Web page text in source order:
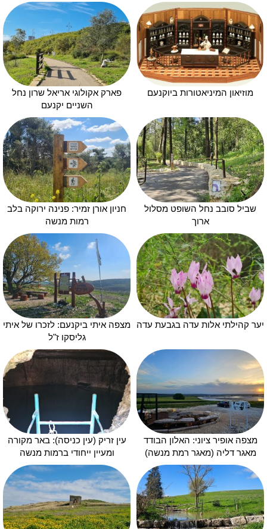
מוזיאון המיניאטורות ביוקנעם
פארק אקולוגי אריאל שרון נחל
השניים יקנעם
שביל סובב נחל השופט מסלול
ארוך
חניון אורן זמיר: פנינה ירוקה בלב
רמות מנשה
יער קהילתי אלות עדה בגבעת עדה
מצפה איתי ביקנעם: לזכרו של איתי
גליסקו ז"ל
מצפה אופיר ציוני: האלון הבודד
מאגר דליה (מאגר רמת מנשה)
עין זריק (עין כניסה): באר מקורה
ומעיין ייחודי ברמות מנשה